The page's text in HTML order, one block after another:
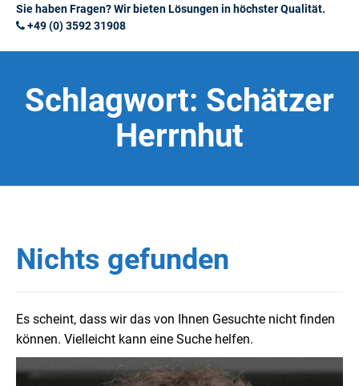
Sie haben Fragen? Wir bieten Lösungen in höchster Qualität.
+49 (0) 3592 31908
Schlagwort: Schätzer
Herrnhut
Nichts gefunden
Es scheint, dass wir das von Ihnen Gesuchte nicht finden
können. Vielleicht kann eine Suche helfen.